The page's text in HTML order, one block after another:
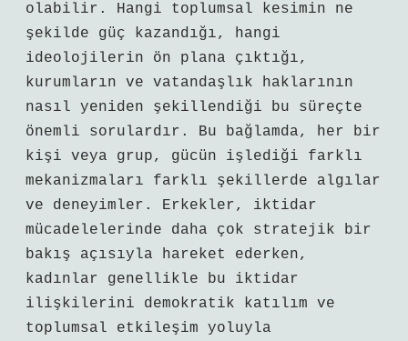
olabilir. Hangi toplumsal kesimin ne
şekilde güç kazandığı, hangi
ideolojilerin ön plana çıktığı,
kurumların ve vatandaşlık haklarının
nasıl yeniden şekillendiği bu süreçte
önemli sorulardır. Bu bağlamda, her bir
kişi veya grup, gücün işlediği farklı
mekanizmaları farklı şekillerde algılar
ve deneyimler. Erkekler, iktidar
mücadelelerinde daha çok stratejik bir
bakış açısıyla hareket ederken,
kadınlar genellikle bu iktidar
ilişkilerini demokratik katılım ve
toplumsal etkileşim yoluyla